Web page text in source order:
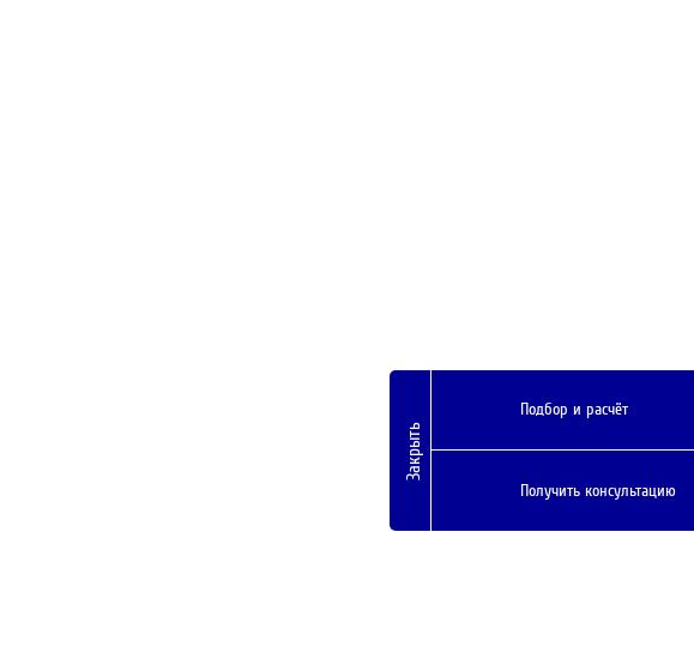
Закрыть
Подбор и расчёт
Получить консультацию